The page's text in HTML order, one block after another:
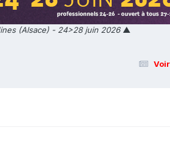
(Alsace) - 24>28 juin 2026▲